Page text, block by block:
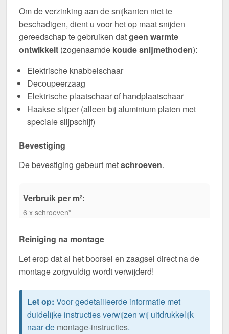
Om de verzinking aan de snijkanten niet te
beschadigen, dient u voor het op maat snijden
gereedschap te gebruiken datgeen warmte
ontwikkelt (zogenaamde koude snijmethoden):
Elektrische knabbelschaar
Decoupeerzaag
Elektrische plaatschaar of handplaatschaar
Haakse slijper (alleen bij aluminium platen met
speciale slijpschijf)
Bevestiging
De bevestiging gebeurt metschroeven.
Verbruik per m²:
6 x schroeven*
Reiniging na montage
Let erop dat al het boorsel en zaagsel direct na de
montage zorgvuldig wordt verwijderd!
Let op: Voor gedetailleerde informatie met
duidelijke instructies verwijzen wij uitdrukkelijk
naar de montage-instructies.